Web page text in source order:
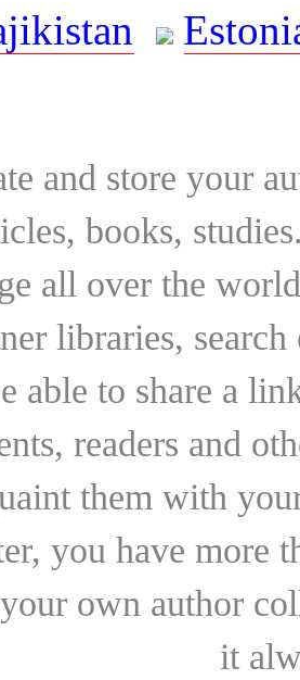
and store your
books,
all over the
libraries,
able to share a
readers and
them with
you have more
own author
it